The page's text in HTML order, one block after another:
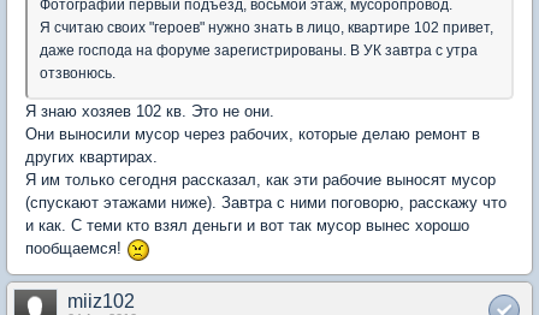
Фотографии первый подъезд, восьмой этаж, мусоропровод.
Я считаю своих "героев" нужно знать в лицо, квартире 102 привет,
даже господа на форуме зарегистрированы. В УК завтра с утра
отзвонюсь.
Я знаю хозяев 102 кв. Это не они.
Они выносили мусор через рабочих, которые делаю ремонт в
других квартирах.
Я им только сегодня рассказал, как эти рабочие выносят мусор
(спускают этажами ниже). Завтра с ними поговорю, расскажу что
и как. С теми кто взял деньги и вот так мусор вынес хорошо
пообщаемся!
miiz102